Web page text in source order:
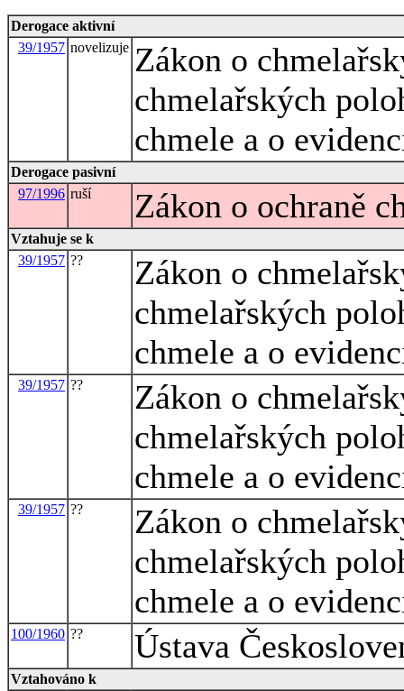
Derogace aktivní
39/1957 novelizuje Zákon o
chmelařských
chmele a o
Derogace pasivní
97/1996 ruší Zákon o ochraně
Vztahuje se k
39/1957 ??
Zákon o
chmelařských
chmele a o
39/1957 ??
Zákon o
chmelařských
chmele a o
39/1957 ??
Zákon o
chmelařských
chmele a o
100/1960 ?? Ústava
Vztahováno k